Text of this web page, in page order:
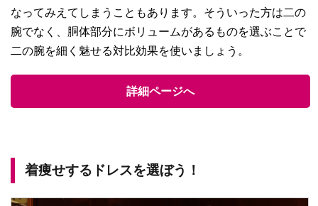
なってみえてしまうこともあります。そういった方は二の
腕でなく、胴体部分にボリュームがあるものを選ぶことで
二の腕を細く魅せる対比効果を使いましょう。
詳細ページへ
着痩せするドレスを選ぼう！